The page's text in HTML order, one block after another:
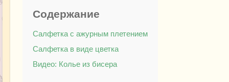
Содержание
Салфетка с ажурным плетением
Салфетка в виде цветка
Видео: Колье из бисера